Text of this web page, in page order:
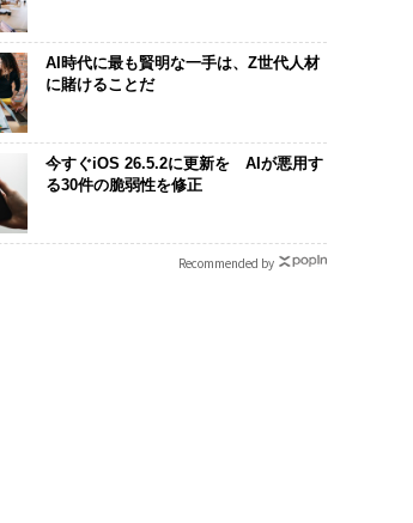
AI時代に最も賢明な一手は、Z世代人材
に賭けることだ
今すぐiOS 26.5.2に更新を AIが悪用す
る30件の脆弱性を修正
Recommended by